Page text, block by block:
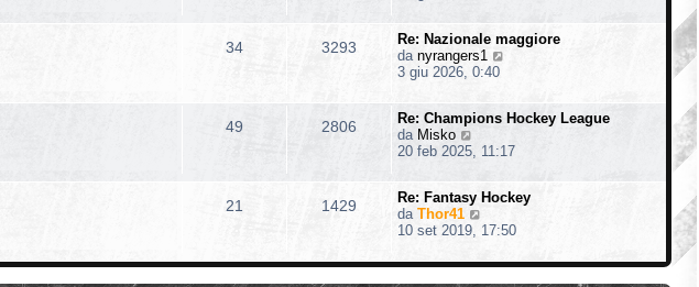
i
u
m
o
a
o
34 3293
Re: Nazionale maggiore
da nyrangers1
u
t
o
e
s
3 giu 2026, 0:40
49 2806
Re: Champions Hockey League
da Misko
u
l
t
m
o
20 feb 2025, 11:17
21 1429
Re: Fantasy Hockey
da Thor41
e
i
10 set 2019, 17:50